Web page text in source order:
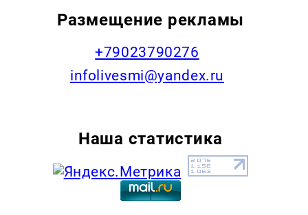
Размещение рекламы
+79023790276
infolivesmi@yandex.ru
Наша статистика